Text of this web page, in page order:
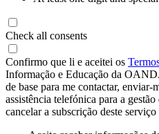
Check all consents
Confirmo que li e aceitei os
Informação e Educação da
de base para me contactar, enviar-
assistência telefónica para a
cancelar a subscrição deste